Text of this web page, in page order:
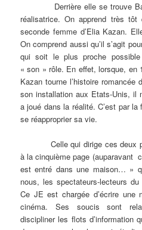
Derrière elle se trouve
réalisatrice. On apprend très tôt
seconde femme d’Elia Kazan.
On comprend aussi qu’il s’agit
qui soit le plus proche possible
« son » rôle. En effet, lorsque, en
Kazan tourne l’histoire
son installation aux Etats-Unis, il
a joué dans la réalité. C’est par
se réapproprier sa vie.
Celle qui dirige ces deux
à la cinquième page (auparavant
est entré dans une maison… »
nous, les spectateurs-lecteurs
Ce JE est chargée d’écrire une
cinéma. Ses soucis sont
discipliner les flots d’information